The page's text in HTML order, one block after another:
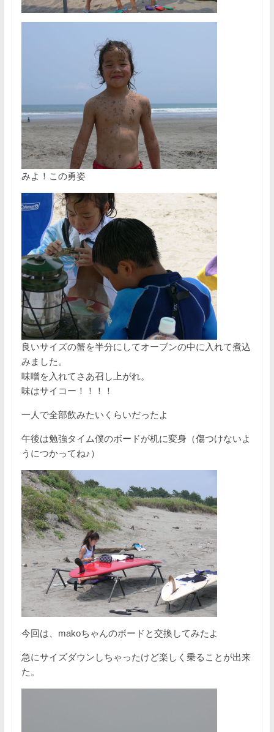
みよ！この勇姿
良いサイズの蟹を半分にしてオーブンの中に入れて煮込
みました。
味噌を入れてさあ召し上がれ。
味はサイコー！！！！
一人で全部飲みたいくらいだったよ
午後は勉強タイム僕のボードが机に変身（傷つけないよ
うにつかってね♪）
今回は、makoちゃんのボードと交換してみたよ
急にサイズダウンしちゃったけど楽しく乗ることが出来
た。